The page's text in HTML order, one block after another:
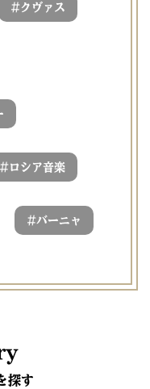
# クヴァス
# ロシア音楽
#バーニャ
探す